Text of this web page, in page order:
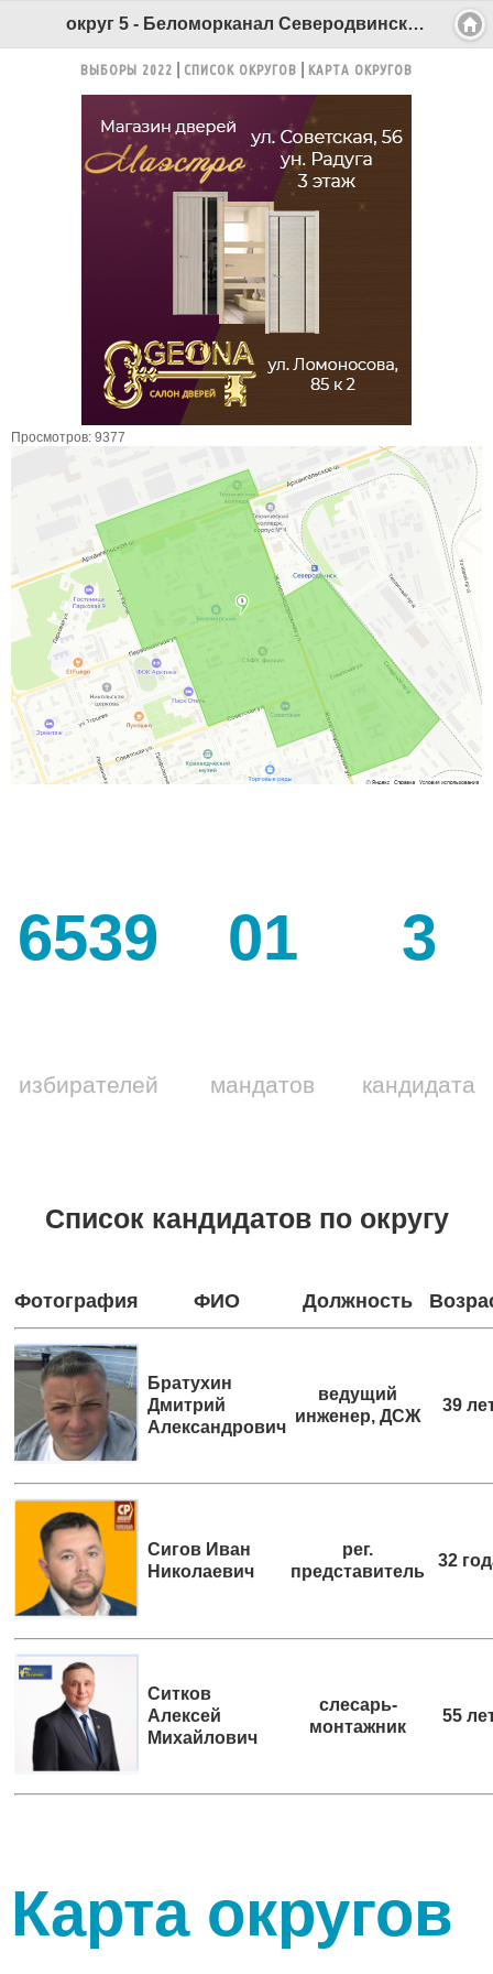
округ 5 - Беломорканал Северодвинск tv29.ru
ВЫБОРЫ 2022 СПИСОК ОКРУГОВ КАРТА ОКРУГОВ
Просмотров: 9377
6539
избирателей
01
мандатов
3
кандидата
Список кандидатов по округу
Фотография ФИО Должность
Братухин
Дмитрий
Александрович
ведущий
инженер, ДСЖ
39
Сигов Иван
Николаевич
рег.
представитель
32
Ситков
Алексей
Михайлович
слесарь-
монтажник
55
Карта округов